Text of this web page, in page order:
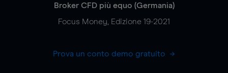
Broker CFD più equo (Germania)
Focus Money, Edizione 19-2021
Prova un conto demo gratuito